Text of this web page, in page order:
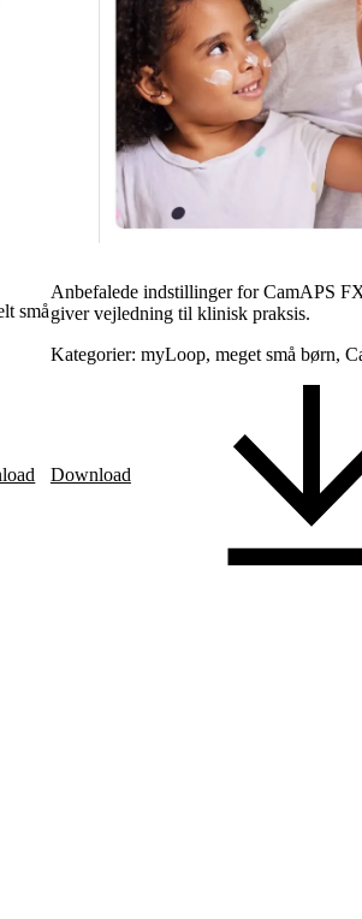
små
Anbefalede indstillinger for CamAPS
giver vejledning til klinisk praksis.
Kategorier: myLoop, meget små børn,
Download